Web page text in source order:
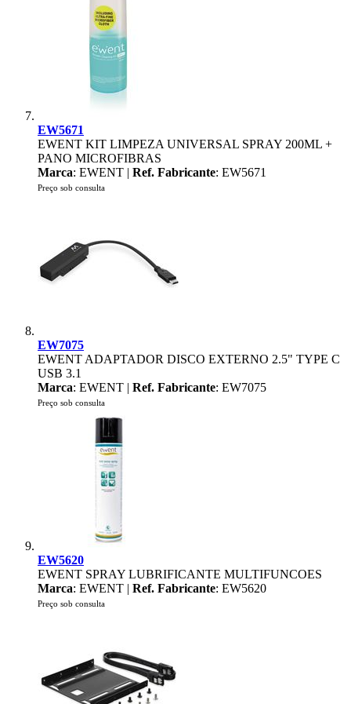
EW5671
EWENT KIT LIMPEZA UNIVERSAL SPRAY 200ML +
PANO MICROFIBRAS
Marca: EWENT | Ref. Fabricante: EW5671
Preço sob consulta
EW7075
EWENT ADAPTADOR DISCO EXTERNO 2.5" TYPE C
USB 3.1
Marca: EWENT | Ref. Fabricante: EW7075
Preço sob consulta
EW5620
EWENT SPRAY LUBRIFICANTE MULTIFUNCOES
Marca: EWENT | Ref. Fabricante: EW5620
Preço sob consulta